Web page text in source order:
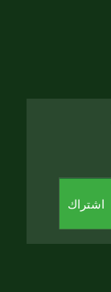
اشتراك